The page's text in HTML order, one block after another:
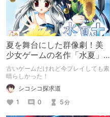
夏を舞台にした群像劇！美
少女ゲームの名作「水夏」
を今こそ！
古いゲームだけれど今プレイしても素
晴らしかった！
シコシコ探求道
1
0 5分